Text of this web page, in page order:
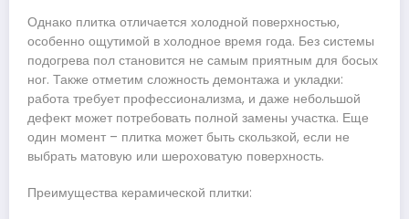
Однако плитка отличается холодной поверхностью,
особенно ощутимой в холодное время года. Без системы
подогрева пол становится не самым приятным для босых
ног. Также отметим сложность демонтажа и укладки:
работа требует профессионализма, и даже небольшой
дефект может потребовать полной замены участка. Еще
один момент – плитка может быть скользкой, если не
выбрать матовую или шероховатую поверхность.
Преимущества керамической плитки: